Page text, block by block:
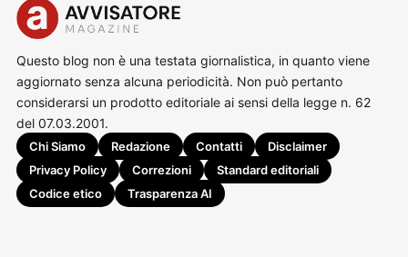
Questo blog non è una testata giornalistica, in quanto viene
aggiornato senza alcuna periodicità. Non può pertanto
considerarsi un prodotto editoriale ai sensi della legge n. 62
del 07.03.2001.
Chi Siamo Redazione Contatti
Disclaimer
Privacy Policy
Correzioni
Standard editoriali
Codice etico
Trasparenza AI